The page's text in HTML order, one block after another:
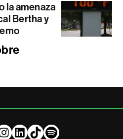
la amenaza
Bertha y